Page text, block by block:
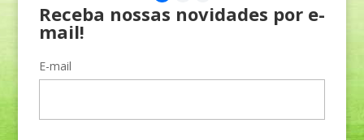
Receba nossas novidades por e-
mail!
E-mail